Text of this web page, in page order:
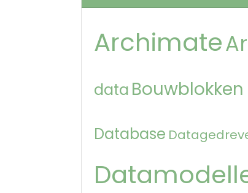
Archimate
data
Database